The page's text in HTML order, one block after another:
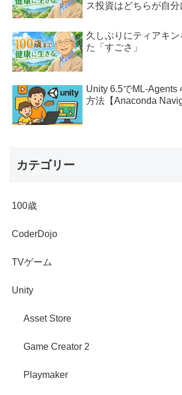
ス投資はどちらが自分
久しぶりにティアキ
た「すごさ」
Unity 6.5でML-Agents
方法【Anaconda
カテゴリー
100歳
CoderDojo
TVゲーム
Unity
Asset Store
Game Creator 2
Playmaker